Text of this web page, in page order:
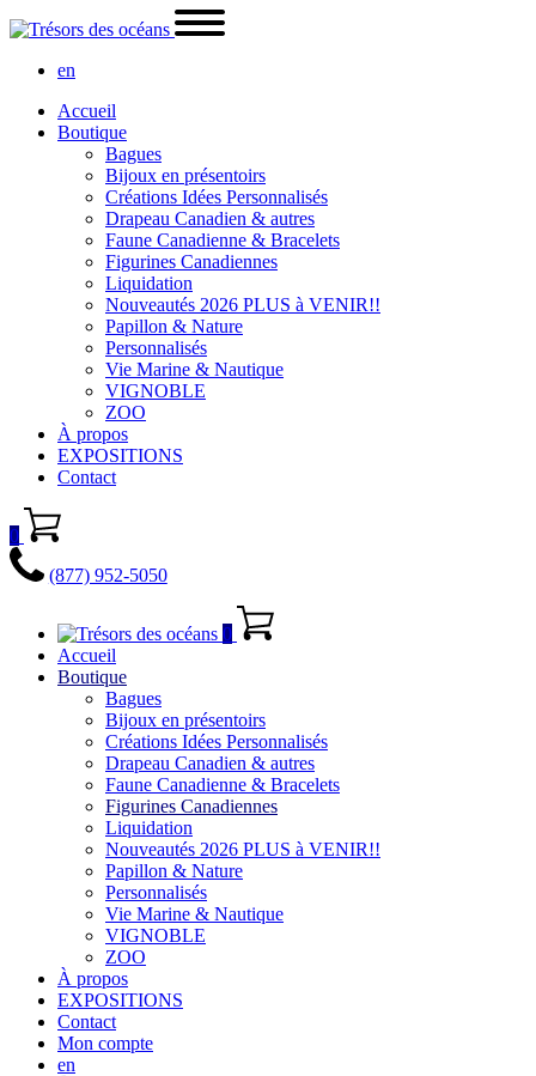
en
Accueil
Boutique
Bagues
Bijoux en présentoirs
Créations Idées Personnalisés
Drapeau Canadien & autres
Faune Canadienne & Bracelets
Figurines Canadiennes
Liquidation
Nouveautés 2026 PLUS à VENIR!!
Papillon & Nature
Personnalisés
Vie Marine & Nautique
VIGNOBLE
ZOO
À propos
EXPOSITIONS
Contact
0
(877) 952-5050
0
Accueil
Boutique
Bagues
Bijoux en présentoirs
Créations Idées Personnalisés
Drapeau Canadien & autres
Faune Canadienne & Bracelets
Figurines Canadiennes
Liquidation
Nouveautés 2026 PLUS à VENIR!!
Papillon & Nature
Personnalisés
Vie Marine & Nautique
VIGNOBLE
ZOO
À propos
EXPOSITIONS
Contact
Mon compte
en